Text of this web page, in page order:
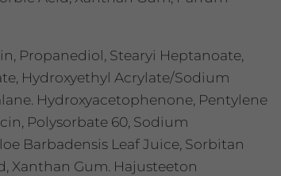
Propanediol, Stearyi Heptanoate,
Hydroxyethyl Acrylate/Sodium
Hydroxyacetophenone, Pentylene
Polysorbate 60, Sodium
Barbadensis Leaf Juice, Sorbitan
Xanthan Gum. Hajusteeton